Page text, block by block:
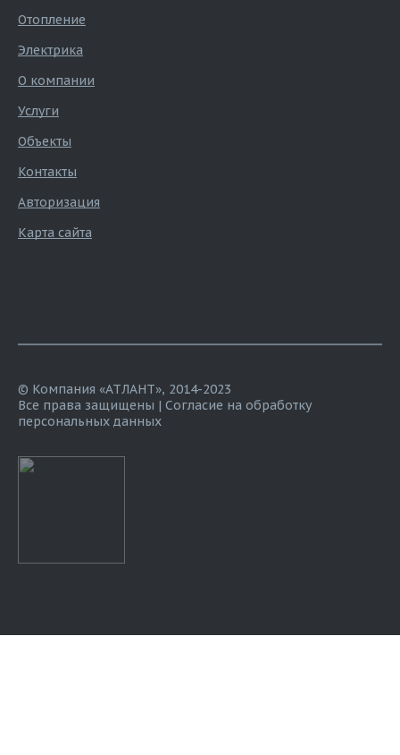
Отопление
Электрика
О компании
Услуги
Объекты
Контакты
Авторизация
Карта сайта
© Компания «АТЛАНТ», 2014-2023
Все права защищены | Согласие на обработку
персональных данных